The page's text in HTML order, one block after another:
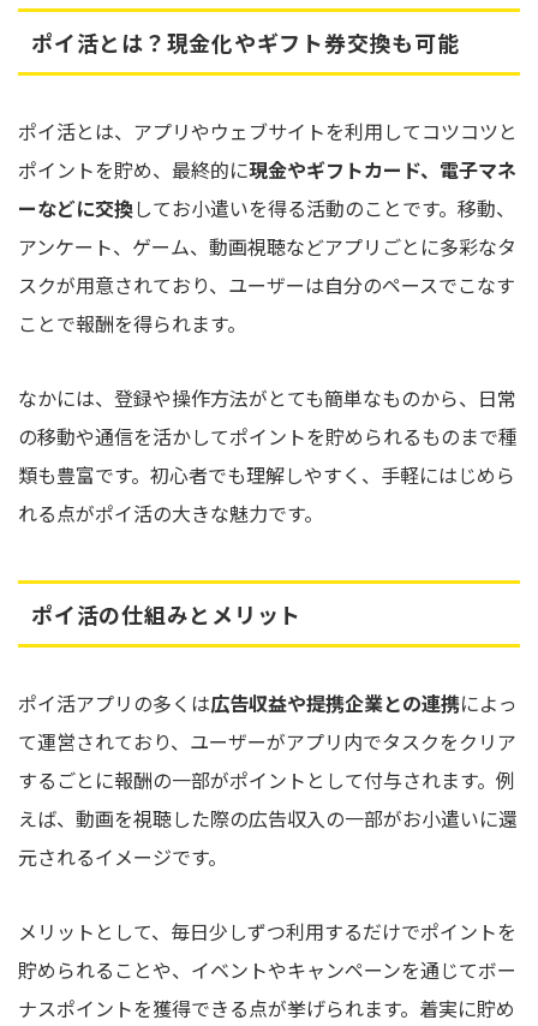
ポイ活とは？現金化やギフト券交換も可能
ポイ活とは、アプリやウェブサイトを利用してコツコツと
ポイントを貯め、最終的に現金やギフトカード、電子マネ
ーなどに交換してお小遣いを得る活動のことです。移動、
アンケート、ゲーム、動画視聴などアプリごとに多彩なタ
スクが用意されており、ユーザーは自分のペースでこなす
ことで報酬を得られます。
なかには、登録や操作方法がとても簡単なものから、日常
の移動や通信を活かしてポイントを貯められるものまで種
類も豊富です。初心者でも理解しやすく、手軽にはじめら
れる点がポイ活の大きな魅力です。
ポイ活の仕組みとメリット
ポイ活アプリの多くは広告収益や提携企業との連携によっ
て運営されており、ユーザーがアプリ内でタスクをクリア
するごとに報酬の一部がポイントとして付与されます。例
えば、動画を視聴した際の広告収入の一部がお小遣いに還
元されるイメージです。
メリットとして、毎日少しずつ利用するだけでポイントを
貯められることや、イベントやキャンペーンを通じてボー
ナスポイントを獲得できる点が挙げられます。着実に貯め